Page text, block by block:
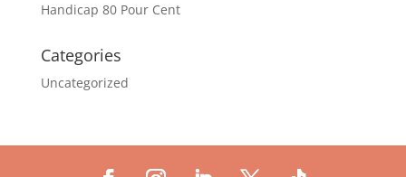
Handicap 80 Pour Cent
Categories
Uncategorized